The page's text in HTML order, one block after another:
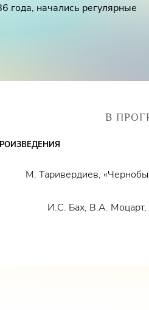
года, начались регулярные
Чернобыль стал
части вечера к этому
нам о важности
В
М. Таривердиев,
И.С. Бах, В.А.